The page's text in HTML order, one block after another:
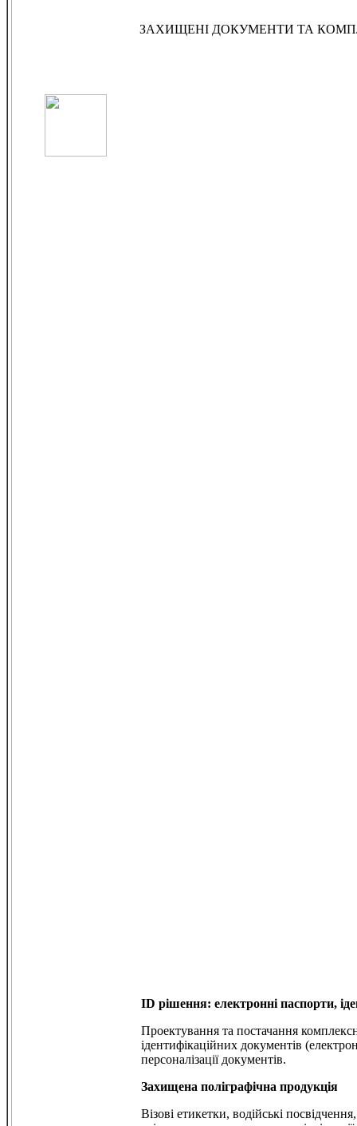
ЗАХИЩЕНІ ДОКУМЕНТИ ТА
ID рішення: електронні паспорти,
Проектування та постачання
ідентифікаційних документів
персоналізації документів.
Захищена поліграфічна продукція
Візові етикетки, водійські